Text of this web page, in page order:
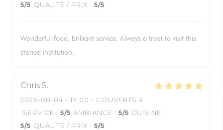
5/5 QUALITÉ / PRIX : 5/5
Wonderful food, brilliant service. Always a treat to visit this
storied institution.
Chris S
2026-08-04 - 19:00 - COUVERTS 4
SERVICE : 5/5 AMBIANCE : 5/5 CUISINE :
5/5 QUALITÉ / PRIX : 5/5